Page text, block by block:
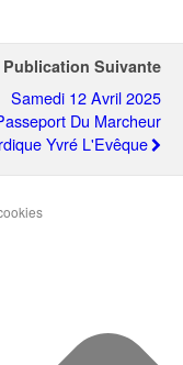
Publication Suivante
Samedi 12 Avril 2025
Du Marcheur
Yvré L'Evêque